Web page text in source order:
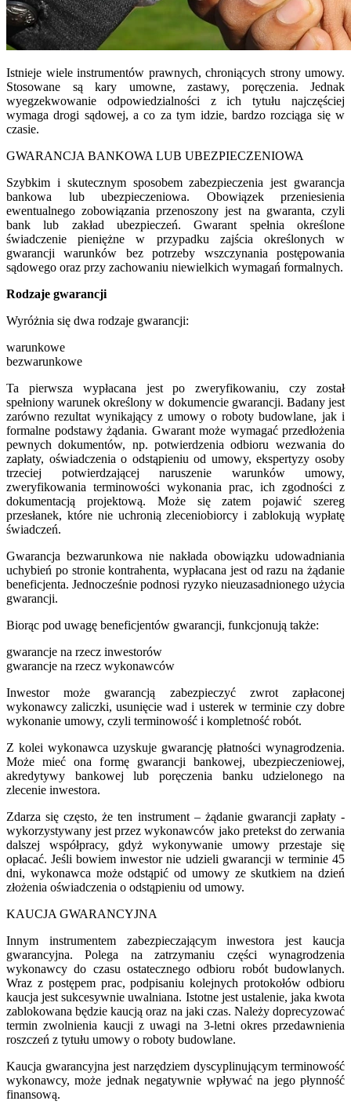
Istnieje wiele instrumentów prawnych, chroniących strony umowy.
Stosowane są kary umowne, zastawy, poręczenia. Jednak
wyegzekwowanie odpowiedzialności z ich tytułu najczęściej
wymaga drogi sądowej, a co za tym idzie, bardzo rozciąga się w
czasie.
GWARANCJA BANKOWA LUB UBEZPIECZENIOWA
Szybkim i skutecznym sposobem zabezpieczenia jest gwarancja
bankowa lub ubezpieczeniowa. Obowiązek przeniesienia
ewentualnego zobowiązania przenoszony jest na gwaranta, czyli
bank lub zakład ubezpieczeń. Gwarant spełnia określone
świadczenie pieniężne w przypadku zajścia określonych w
gwarancji warunków bez potrzeby wszczynania postępowania
sądowego oraz przy zachowaniu niewielkich wymagań formalnych.
Rodzaje gwarancji
Wyróżnia się dwa rodzaje gwarancji:
warunkowe
bezwarunkowe
Ta pierwsza wypłacana jest po zweryfikowaniu, czy został
spełniony warunek określony w dokumencie gwarancji. Badany jest
zarówno rezultat wynikający z umowy o roboty budowlane, jak i
formalne podstawy żądania. Gwarant może wymagać przedłożenia
pewnych dokumentów, np. potwierdzenia odbioru wezwania do
zapłaty, oświadczenia o odstąpieniu od umowy, ekspertyzy osoby
trzeciej potwierdzającej naruszenie warunków umowy,
zweryfikowania terminowości wykonania prac, ich zgodności z
dokumentacją projektową. Może się zatem pojawić szereg
przesłanek, które nie uchronią zleceniobiorcy i zablokują wypłatę
świadczeń.
Gwarancja bezwarunkowa nie nakłada obowiązku udowadniania
uchybień po stronie kontrahenta, wypłacana jest od razu na żądanie
beneficjenta. Jednocześnie podnosi ryzyko nieuzasadnionego użycia
gwarancji.
Biorąc pod uwagę beneficjentów gwarancji, funkcjonują także:
gwarancje na rzecz inwestorów
gwarancje na rzecz wykonawców
Inwestor może gwarancją zabezpieczyć zwrot zapłaconej
wykonawcy zaliczki, usunięcie wad i usterek w terminie czy dobre
wykonanie umowy, czyli terminowość i kompletność robót.
Z kolei wykonawca uzyskuje gwarancję płatności wynagrodzenia.
Może mieć ona formę gwarancji bankowej, ubezpieczeniowej,
akredytywy bankowej lub poręczenia banku udzielonego na
zlecenie inwestora.
Zdarza się często, że ten instrument – żądanie gwarancji zapłaty -
wykorzystywany jest przez wykonawców jako pretekst do zerwania
dalszej współpracy, gdyż wykonywanie umowy przestaje się
opłacać. Jeśli bowiem inwestor nie udzieli gwarancji w terminie 45
dni, wykonawca może odstąpić od umowy ze skutkiem na dzień
złożenia oświadczenia o odstąpieniu od umowy.
KAUCJA GWARANCYJNA
Innym instrumentem zabezpieczającym inwestora jest kaucja
gwarancyjna. Polega na zatrzymaniu części wynagrodzenia
wykonawcy do czasu ostatecznego odbioru robót budowlanych.
Wraz z postępem prac, podpisaniu kolejnych protokołów odbioru
kaucja jest sukcesywnie uwalniana. Istotne jest ustalenie, jaka kwota
zablokowana będzie kaucją oraz na jaki czas. Należy doprecyzować
termin zwolnienia kaucji z uwagi na 3-letni okres przedawnienia
roszczeń z tytułu umowy o roboty budowlane.
Kaucja gwarancyjna jest narzędziem dyscyplinującym terminowość
wykonawcy, może jednak negatywnie wpływać na jego płynność
finansową.